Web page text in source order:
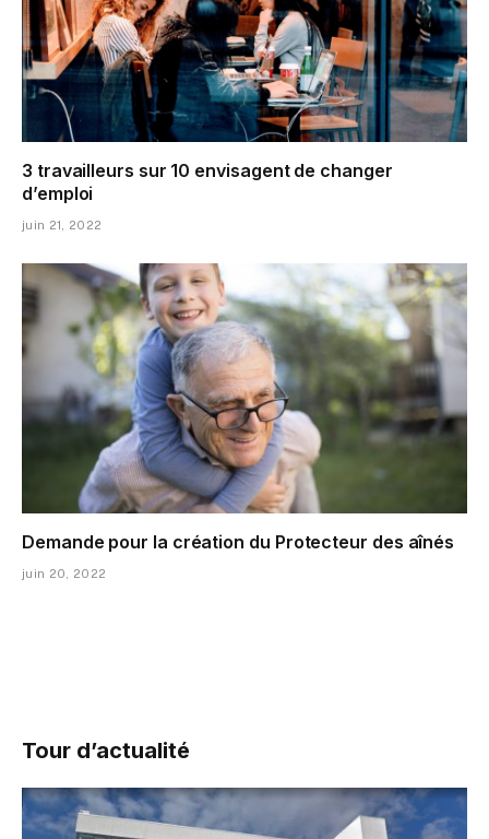
3 travailleurs sur 10 envisagent de changer
d’emploi
juin 21, 2022
Demande pour la création du Protecteur des aînés
juin 20, 2022
Tour d’actualité